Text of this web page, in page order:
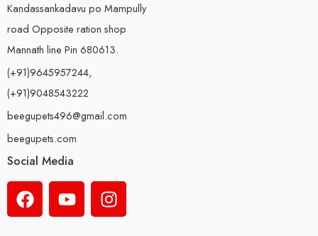
Kandassankadavu po Mampully
road Opposite ration shop
Mannath line Pin 680613.
(+91)9645957244,
(+91)9048543222
beegupets496@gmail.com
beegupets.com
Social Media